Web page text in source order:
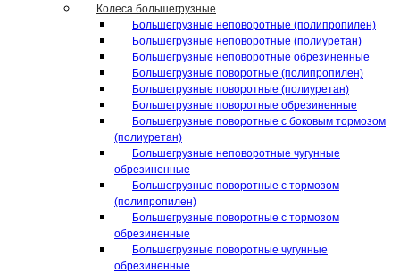
Колеса большегрузные
Большегрузные неповоротные (полипропилен)
Большегрузные неповоротные (полиуретан)
Большегрузные неповоротные обрезиненные
Большегрузные поворотные (полипропилен)
Большегрузные поворотные (полиуретан)
Большегрузные поворотные обрезиненные
Большегрузные поворотные с боковым тормозом
(полиуретан)
Большегрузные неповоротные чугунные
обрезиненные
Большегрузные поворотные с тормозом
(полипропилен)
Большегрузные поворотные с тормозом
обрезиненные
Большегрузные поворотные чугунные
обрезиненные